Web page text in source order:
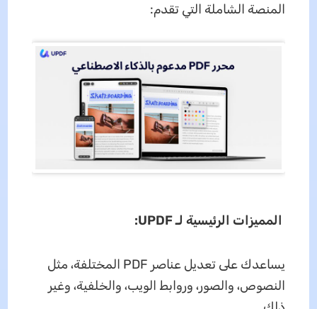
المنصة الشاملة التي تقدم:
المميزات الرئيسية لـ UPDF:
يساعدك على تعديل عناصر PDF المختلفة، مثل
النصوص، والصور، وروابط الويب، والخلفية، وغير